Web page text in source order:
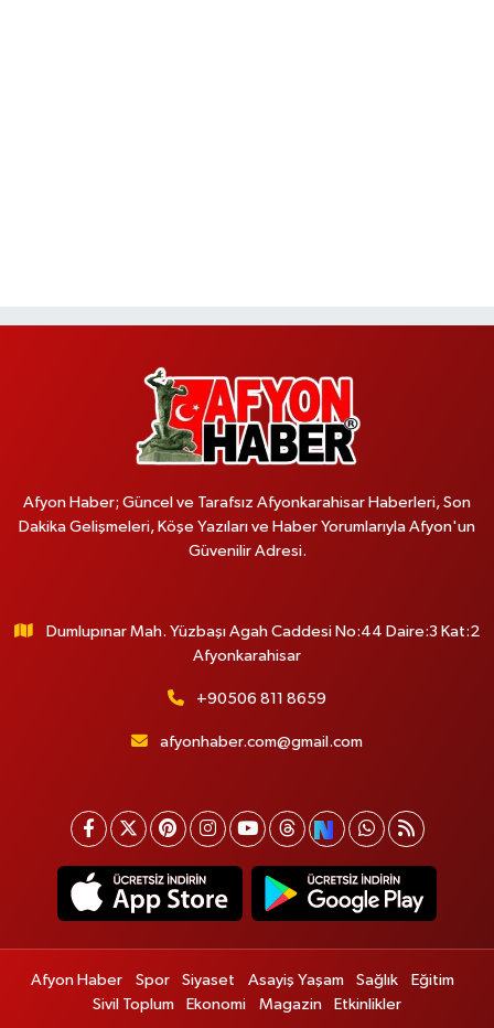
Afyon Haber; Güncel ve Tarafsız Afyonkarahisar Haberleri, Son
Dakika Gelişmeleri, Köşe Yazıları ve Haber Yorumlarıyla Afyon'un
Güvenilir Adresi.
Dumlupınar Mah. Yüzbaşı Agah Caddesi No:44 Daire:3 Kat:2
Afyonkarahisar
+90506 811 8659
afyonhaber.com@gmail.com
Afyon Haber Spor Siyaset Asayiş Yaşam Sağlık
Eğitim
Sivil Toplum
Ekonomi Magazin Etkinlikler